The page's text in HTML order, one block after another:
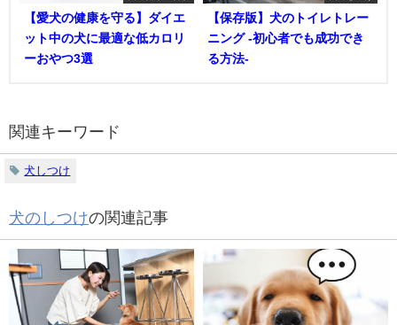
【愛犬の健康を守る】ダイエ
ット中の犬に最適な低カロリ
ーおやつ3選
【保存版】犬のトイレトレー
ニング -初心者でも成功でき
る方法-
関連キーワード
犬しつけ
犬のしつけの関連記事